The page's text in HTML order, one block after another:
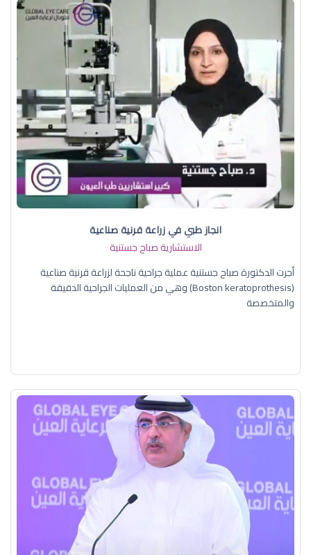
انجاز طبي في زراعة قرنية صناعية
الاستشارية صباح جستنية
أجرت الدكتورة صباح جستنية عملية جراحية ناجحة لزراعة قرنية صناعية
(Boston keratoprothesis) وهي من العمليات الجراحية الدقيقة
والمتخصصة